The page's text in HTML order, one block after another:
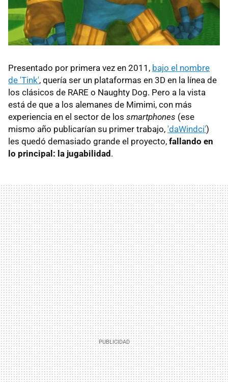
Presentado por primera vez en 2011, bajo el nombre
de 'Tink', quería ser un plataformas en 3D en la línea de
los clásicos de RARE o Naughty Dog. Pero a la vista
está de que a los alemanes de Mimimi, con más
experiencia en el sector de los smartphones (ese
mismo año publicarían su primer trabajo, 'daWindci')
les quedó demasiado grande el proyecto, fallando en
lo principal: la jugabilidad.